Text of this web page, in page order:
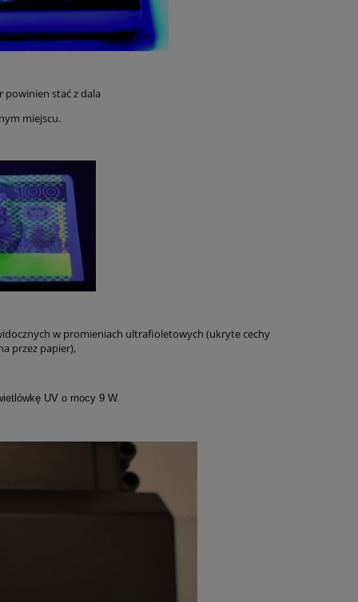
powinien stać z dala
miejscu.
w promieniach ultrafioletowych (ukryte cechy
przez papier),
UV o mocy 9 W.